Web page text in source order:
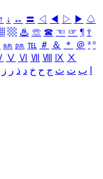
↑ ↓ ↔ 〓 ◁ ◀ ▷ ▶ ♤
▩ ♨ ☏ ☎ ☜ ☞ ¶ †
㏂ ㏘ ℡ ＃ ＆ ＊ ＠ ª º
Ⅴ Ⅵ Ⅶ Ⅷ Ⅸ Ⅹ
ب ت ث ج ح خ د ذ ر ز